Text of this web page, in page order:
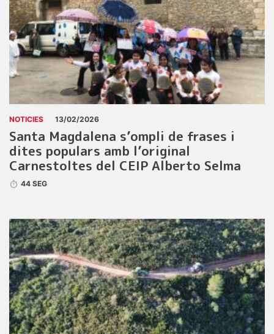
NOTICIES 13/02/2026
Santa Magdalena s’ompli de frases i
dites populars amb l’original
Carnestoltes del CEIP Alberto Selma
44 SEG